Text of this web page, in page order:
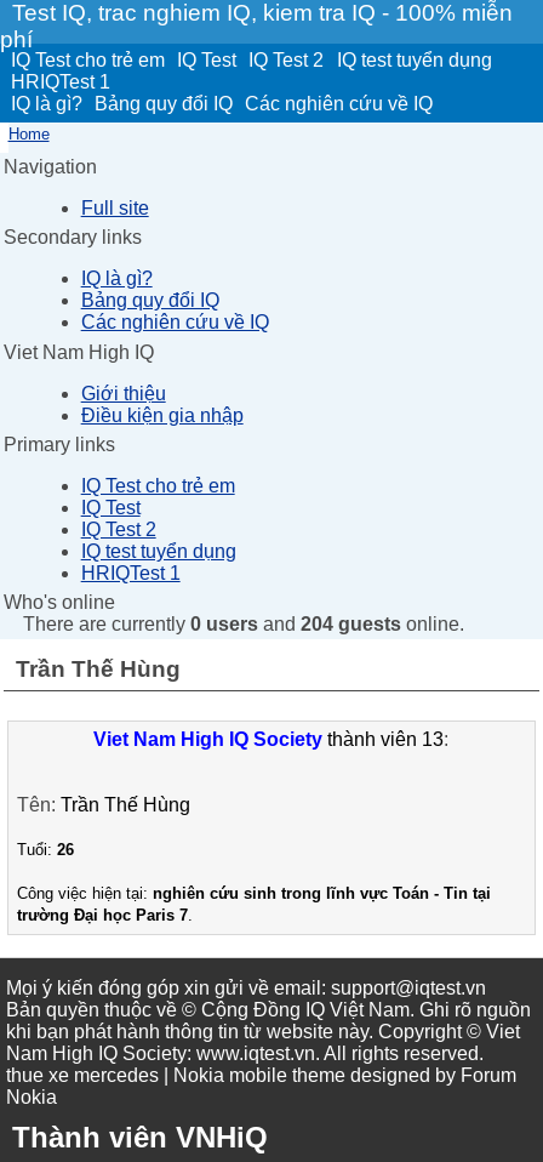
Test IQ, trac nghiem IQ, kiem tra IQ - 100% miễn
phí
IQ Test cho trẻ em IQ Test IQ Test 2
IQ test tuyển dụng
HRIQTest 1
IQ là gì?
Bảng quy đổi IQ Các nghiên cứu về IQ
Home
Navigation
Full site
Secondary links
IQ là gì?
Bảng quy đổi IQ
Các nghiên cứu về IQ
Viet Nam High IQ
Giới thiệu
Điều kiện gia nhập
Primary links
IQ Test cho trẻ em
IQ Test
IQ Test 2
IQ test tuyển dụng
HRIQTest 1
Who's online
There are currently 0 usersand 204 guestsonline.
Trần Thế Hùng
Viet Nam High IQ Society thành viên 13:
Tên: Trần Thế Hùng
Tuổi: 26
Công việc hiện tại: nghiên cứu sinh trong lĩnh vực Toán - Tin tại
trường Đại học Paris 7.
Mọi ý kiến đóng góp xin gửi về email: support@iqtest.vn
Bản quyền thuộc về © Cộng Đồng IQ Việt Nam. Ghi rõ nguồn
khi bạn phát hành thông tin từ website này. Copyright © Viet
Nam High IQ Society: www.iqtest.vn. All rights reserved.
thue xe mercedes | Nokia mobile theme designed by Forum
Nokia
Thành viên VNHiQ